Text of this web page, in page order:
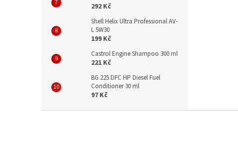
292 Kč
Shell Helix Ultra Professional AV-
L 5W30
199 Kč
Castrol Engine Shampoo 300 ml
221 Kč
BG 225 DFC HP Diesel Fuel
Conditioner 30 ml
97 Kč